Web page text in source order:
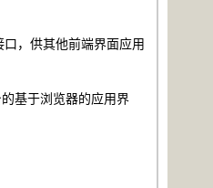
，供其他前端界面应用
基于浏览器的应用界